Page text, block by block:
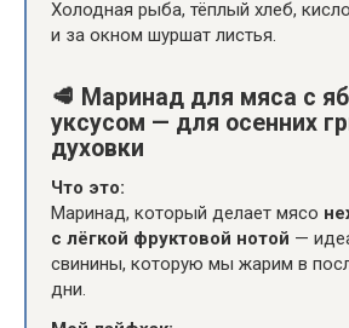
Холодная рыба, тёплый хлеб,
и за окном шуршат листья.
🥩 Маринад для мяса с
уксусом — для осенних
духовки
Что это:
Маринад, который делает мясо
с лёгкой фруктовой нотой —
свинины, которую мы жарим в
дни.